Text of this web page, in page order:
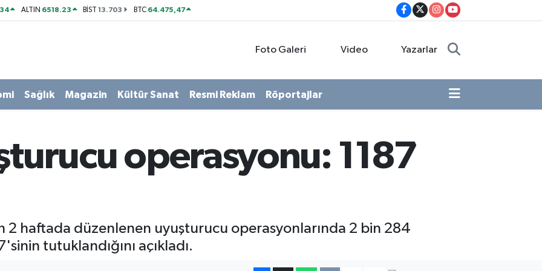
ALTIN 6518.23 BİST13.703 BTC 64.475,47
Foto Galeri Video Yazarlar
Sağlık Magazin Kültür Sanat Resmi Reklam Röportajlar
operasyonu: 1187
2 haftada düzenlenen uyuşturucu operasyonlarında 2 bin 284
tutuklandığını açıkladı.